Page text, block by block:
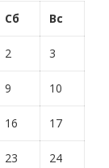
Сб Вс
2 3
9 10
16 17
23 24